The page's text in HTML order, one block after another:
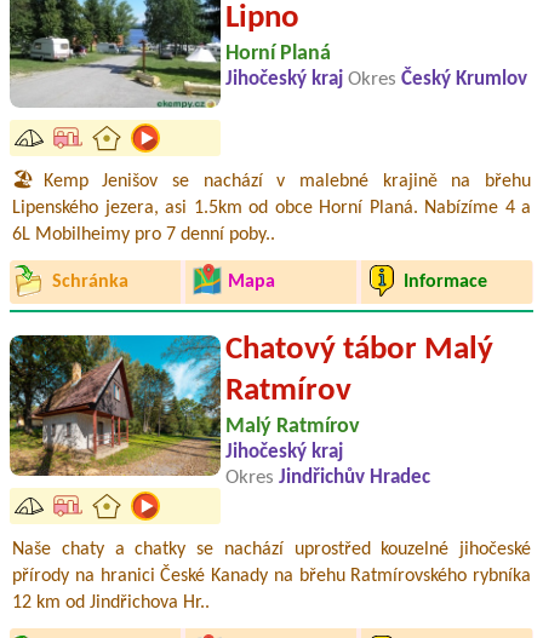
Lipno
Horní Planá
Jihočeský kraj Okres Český Krumlov
🏖️Kemp Jenišov se nachází v malebné krajině na břehu
Lipenského jezera, asi 1.5km od obce Horní Planá. Nabízíme 4 a
6L Mobilheimy pro 7 denní poby..
Schránka Mapa Informace
Chatový tábor Malý
Ratmírov
Malý Ratmírov
Jihočeský kraj
Okres Jindřichův Hradec
Naše chaty a chatky se nachází uprostřed kouzelné jihočeské
přírody na hranici České Kanady na břehu Ratmírovského rybníka
12 km od Jindřichova Hr..